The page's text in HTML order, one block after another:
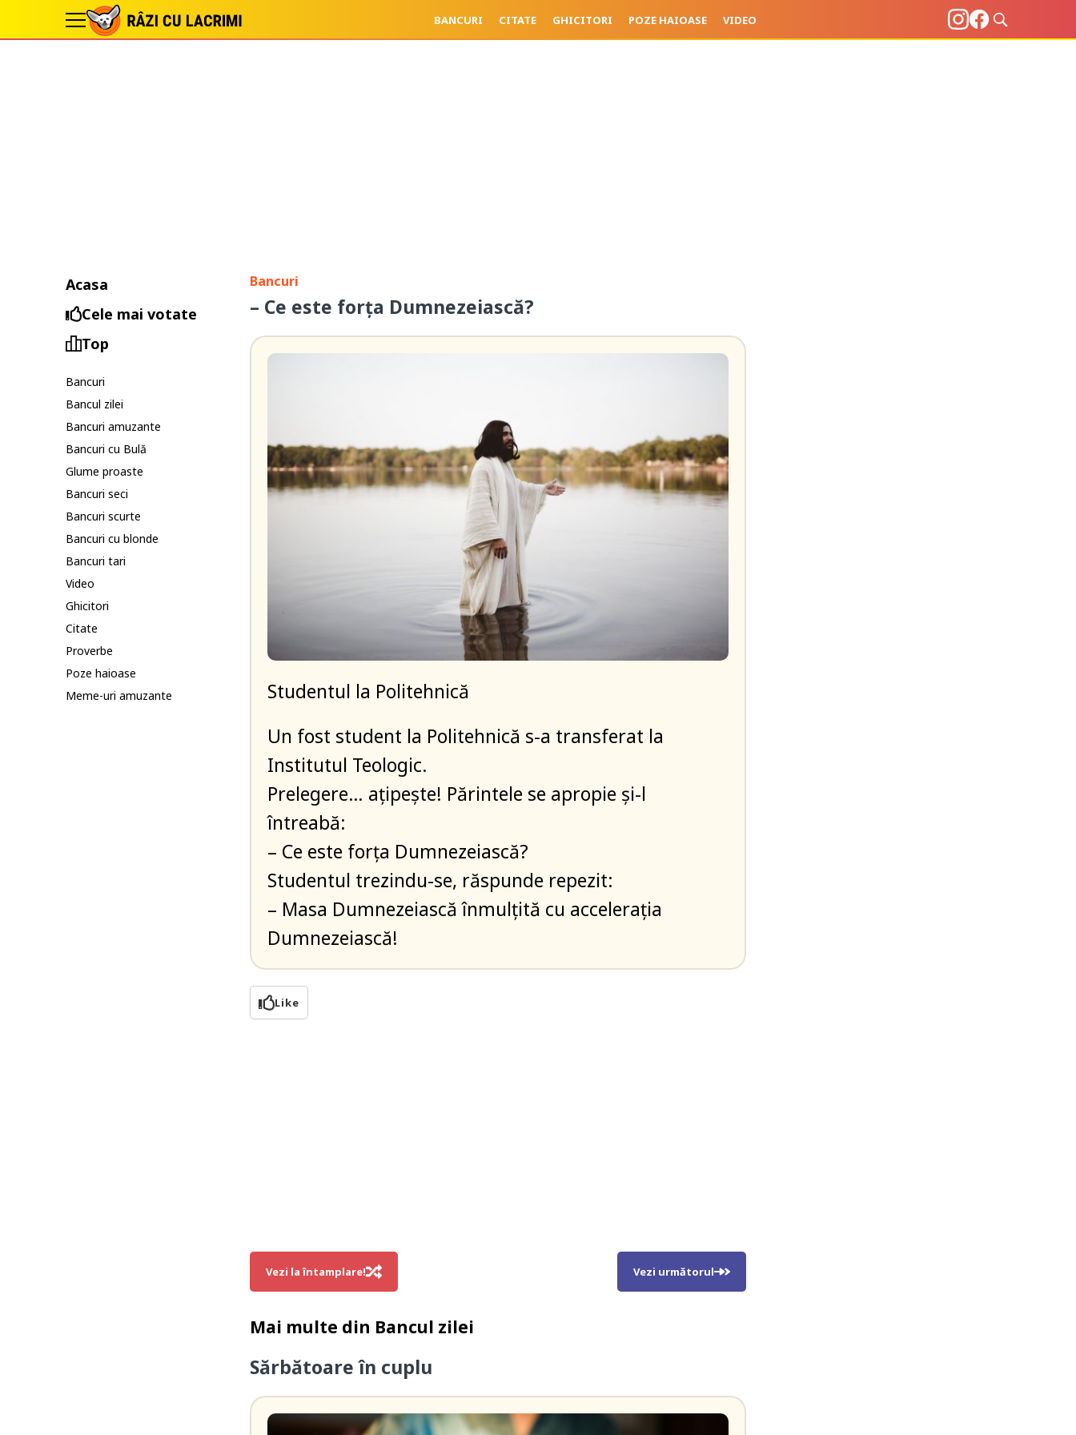
BANCURI CITATE GHICITORI POZE HAIOASE VIDEO
Acasa
Cele mai votate
Top
Bancuri
Bancul zilei
Bancuri amuzante
Bancuri cu Bulă
Glume proaste
Bancuri seci
Bancuri scurte
Bancuri cu blonde
Bancuri tari
Video
Ghicitori
Citate
Proverbe
Poze haioase
Meme-uri amuzante
Bancuri
– Ce este forța Dumnezeiască?
Studentul la Politehnică
Un fost student la Politehnică s-a transferat la
Institutul Teologic.
Prelegere… ațipește! Părintele se apropie și-l
întreabă:
– Ce este forța Dumnezeiască?
Studentul trezindu-se, răspunde repezit:
– Masa Dumnezeiască înmulțită cu accelerația
Dumnezeiască!
Like
Vezi la întamplare! Vezi următorul
Mai multe din Bancul zilei
Sărbătoare în cuplu